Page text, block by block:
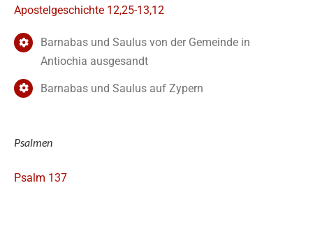
Apostelgeschichte 12,25-13,12
Barnabas und Saulus von der Gemeinde in
Antiochia ausgesandt
Barnabas und Saulus auf Zypern
Psalmen
Psalm 137